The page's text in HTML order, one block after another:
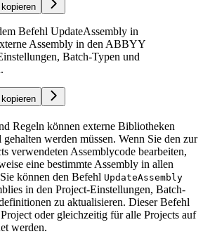
Befehl UpdateAssembly in
Assembly in den ABBYY
Batch-Typen und
Regeln können externe Bibliotheken
werden müssen. Wenn Sie den zur
verwendeten Assemblycode bearbeiten,
eine bestimmte Assembly in allen
können den Befehl UpdateAssembly
in den Project-Einstellungen, Batch-
zu aktualisieren. Dieser Befehl
oder gleichzeitig für alle Projects auf
werden.